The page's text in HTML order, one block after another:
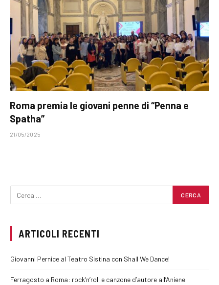
Roma premia le giovani penne di “Penna e
Spatha”
21/05/2025
ARTICOLI RECENTI
Giovanni Pernice al Teatro Sistina con Shall We Dance!
Ferragosto a Roma: rock’n’roll e canzone d’autore all’Aniene